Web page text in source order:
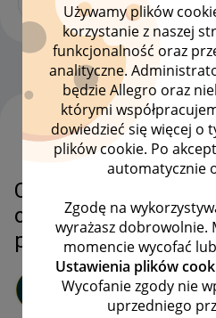
Używamy plików
korzystanie z naszej
funkcjonalność oraz
analityczne.
będzie Allegro oraz
którymi
dowiedzieć się więcej o
plików cookie. Po
automatycznie
Zgodę na
wyrażasz dobrowolnie.
momencie wycofać
Ustawienia plików
Wycofanie zgody nie
uprzedniego
Dyskusje kupujących
Czemu dostaje meile
opłacony produkt
potwierdzenie
Client:126284864
#2 Obserwator